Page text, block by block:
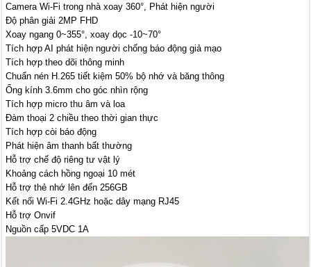
Camera Wi-Fi trong nhà xoay 360°, Phát hiện người
Độ phân giải 2MP FHD
Xoay ngang 0~355°, xoay dọc -10~70°
Tích hợp AI phát hiện người chống báo động giả mạo
Tích hợp theo dõi thông minh
Chuẩn nén H.265 tiết kiệm 50% bộ nhớ và băng thông
Ống kính 3.6mm cho góc nhìn rộng
Tích hợp micro thu âm và loa
Đàm thoại 2 chiều theo thời gian thực
Tích hợp còi báo động
Phát hiện âm thanh bất thường
Hỗ trợ chế độ riêng tư vật lý
Khoảng cách hồng ngoại 10 mét
Hỗ trợ thẻ nhớ lên đến 256GB
Kết nối Wi-Fi 2.4GHz hoặc dây mạng RJ45
Hỗ trợ Onvif
Nguồn cấp 5VDC 1A